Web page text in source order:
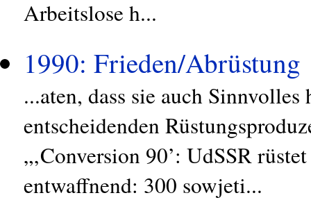
Arbeitslose h...
1990: Frieden/Abrüstung
...aten, dass sie auch
entscheidenden
„‚Conversion 90’: UdSSR
entwaffnend: 300 sowjeti...